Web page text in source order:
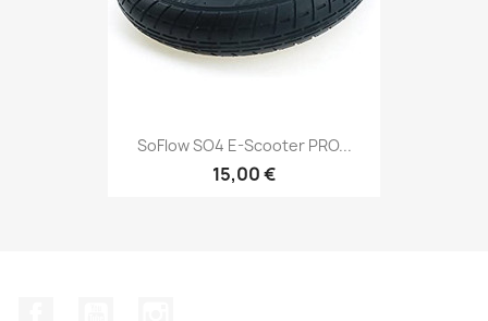
SoFlow SO4 E-Scooter PRO...
15,00 €